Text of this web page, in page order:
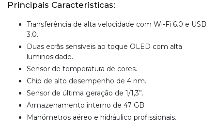
Principais Caracteristicas:
Transferência de alta velocidade com Wi-Fi 6.0 e USB
3.0.
Duas ecrãs sensíveis ao toque OLED com alta
luminosidade.
Sensor de temperatura de cores.
Chip de alto desempenho de 4 nm.
Sensor de última geração de 1/1,3”.
Armazenamento interno de 47 GB.
Manómetros aéreo e hidráulico profissionais.